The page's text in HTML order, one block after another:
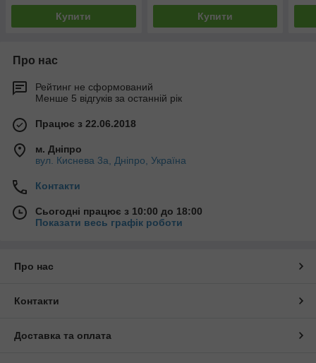
Купити Купити
Про нас
Рейтинг не сформований
Менше 5 відгуків за останній рік
Працює з 22.06.2018
м. Дніпро
вул. Киснева 3а, Дніпро, Україна
Контакти
Сьогодні працює з 10:00 до 18:00
Показати весь графік роботи
Про нас
Контакти
Доставка та оплата